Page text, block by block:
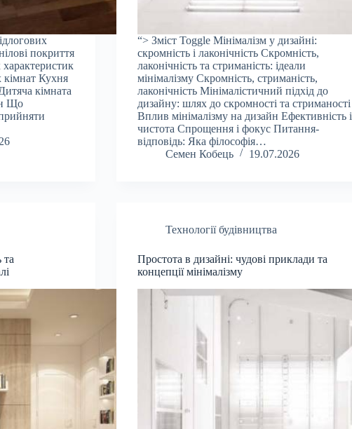
покриття
кімнат Кухня
кімната
Що
“> Зміст Toggle Мінімалізм у дизайні:
скромність і лаконічність Скромність,
лаконічність та стриманість: ідеали
мінімалізму Скромність, стриманість,
лаконічність Мінімалістичний підхід до
дизайну: шлях до скромності та стриманості
Вплив мінімалізму на дизайн Ефективність і
чистота Спрощення і фокус Питання-
відповідь: Яка філософія…
Семен Кобець
19.07.2026
та
Технології будівництва
Простота в дизайні: чудові приклади та
концепції мінімалізму